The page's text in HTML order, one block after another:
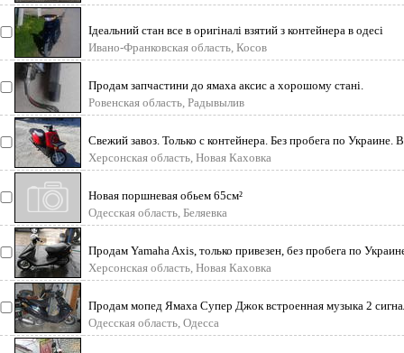
Ідеальний стан все в оригіналі взятий з контейнера в одесі
Ивано-Франковская область, Косов
Продам запчастини до ямаха аксис а хорошому стані.
Ровенская область, Радывылив
Свежий завоз. Только с контейнера. Без пробега по Украине.
без под
Херсонская область, Новая Каховка
Новая поршневая обьем 65см²
Одесская область, Беляевка
Продам Yamaha Axis, только привезен, без пробега по
резвый и на
Херсонская область, Новая Каховка
Продам мопед Ямаха Супер Джок встроенная музыка 2
разные з
Одесская область, Одесса